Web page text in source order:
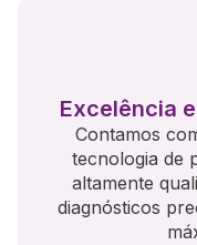
Excelência
Contamos
tecnologia de
altamente
diagnósticos